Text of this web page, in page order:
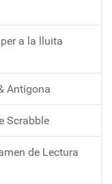
a la lluita
Antígona
Scrabble
de Lectura